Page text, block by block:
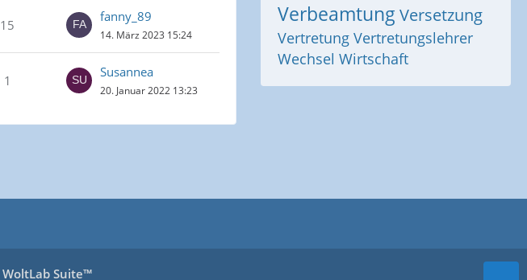
15
fanny_89
14. März 2023 15:24
1
Susannea
20. Januar 2022 13:23
Verbeamtung Versetzung
Vertretung Vertretungslehrer
Wechsel Wirtschaft
WoltLab Suite™